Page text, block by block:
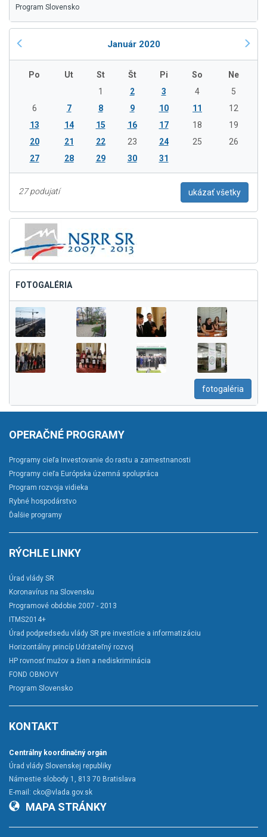
Program Slovensko
Január 2020
Po Ut St Št Pi So
Ne
1
2 3 4
5
6
7 8 9 10 11
12
13
14 15 16 17 18
19
20
21 22 23 24 25
26
27
28 29 30 31
27 podujatí ukázať všetky
FOTOGALÉRIA
fotogaléria
OPERAČNÉ PROGRAMY
Programy cieľa Investovanie do rastu a zamestnanosti
Programy cieľa Európska územná spolupráca
Program rozvoja vidieka
Rybné hospodárstvo
Ďalšie programy
RÝCHLE LINKY
Úrad vlády SR
Koronavírus na Slovensku
Programové obdobie 2007 - 2013
ITMS2014+
Úrad podpredsedu vlády SR pre investície a informatizáciu
Horizontálny princíp Udržateľný rozvoj
HP rovnosť mužov a žien a nediskriminácia
FOND OBNOVY
Program Slovensko
KONTAKT
Centrálny koordinačný orgán
Úrad vlády Slovenskej republiky
Námestie slobody 1, 813 70 Bratislava
E-mail: cko@vlada.gov.sk
MAPA STRÁNKY